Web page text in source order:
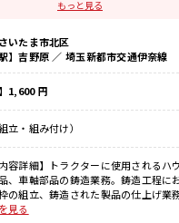
一緒にプライベート満喫！
らしく働く≫
でなければ基本的に自由！
制服アリ≫
消♪
きる≫
ンジするのは不安だけど、
整っています！
・ステップUP目指していきましょう
もっと見る
いたま市北区
駅】吉野原 ／ 埼玉新都市交通伊奈線
1,600 円
立・組み付け）
内容詳細】トラクターに使用されるハ
、車軸部品の鋳造業務。鋳造工程に
の組立、鋳造された製品の仕上げ業
ターの車軸やエンジン、ブレーキ部品 ■お仕事
見る